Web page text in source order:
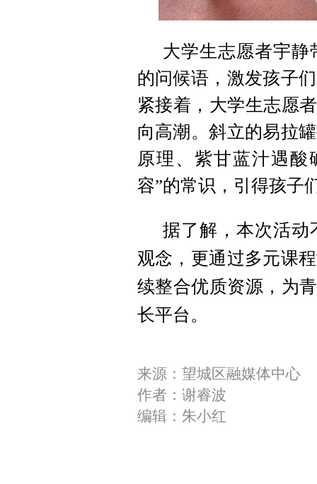
大学生志愿者宇
的问候语，激发孩子
紧接着，大学生志愿
向高潮。斜立的易拉
原理、紫甘蓝汁遇
容”的常识，引得孩子
据了解，本次活动
观念，更通过多元课
续整合优质资源，为
长平台。
来源：望城区融媒体中心
作者：谢睿波
编辑：朱小红